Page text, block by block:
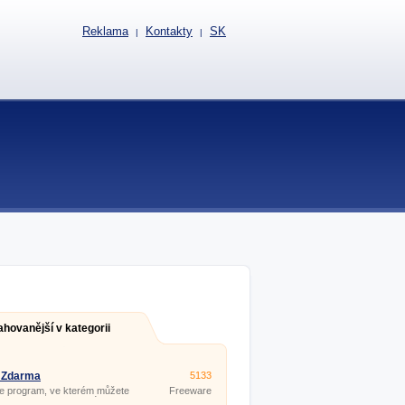
v kategorii
program, ve kterém můžete
a upravovat textové
5133
Freeware
Reklama | Kontakty | SK